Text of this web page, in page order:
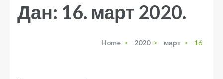
Дан: 16. март 2020.
Home > 2020 > март > 16